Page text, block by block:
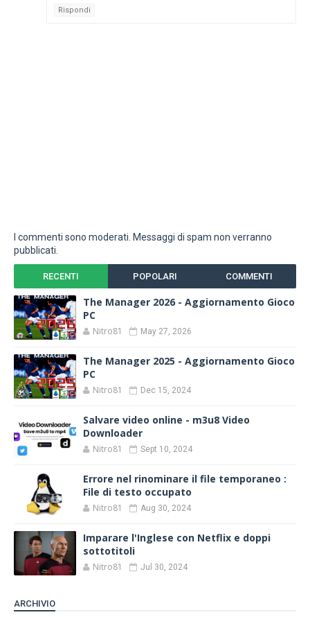
Rispondi
I commenti sono moderati. Messaggi di spam non verranno
pubblicati.
RECENTI POPOLARI COMMENTI
The Manager 2026 - Aggiornamento Gioco
PC
Nitro81 May 27, 2026
The Manager 2025 - Aggiornamento Gioco
PC
Nitro81 Dec 15, 2024
Salvare video online - m3u8 Video
Downloader
Nitro81 Sept 10, 2024
Errore nel rinominare il file temporaneo :
File di testo occupato
Nitro81 Aug 30, 2024
Imparare l'Inglese con Netflix e doppi
sottotitoli
Nitro81 Jul 30, 2024
ARCHIVIO